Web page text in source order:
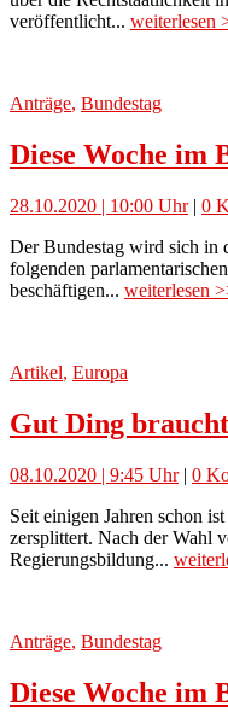
veröffentlicht... weiterlesen
Anträge, Bundestag
Diese Woche im
28.10.2020 | 10:00 Uhr| 0
Der Bundestag wird sich in
folgenden
beschäftigen... weiterlesen
Artikel, Europa
Gut Ding
08.10.2020 | 9:45 Uhr| 0
Seit einigen Jahren schon
zersplittert. Nach der Wahl
Regierungsbildung...
Anträge, Bundestag
Diese Woche im